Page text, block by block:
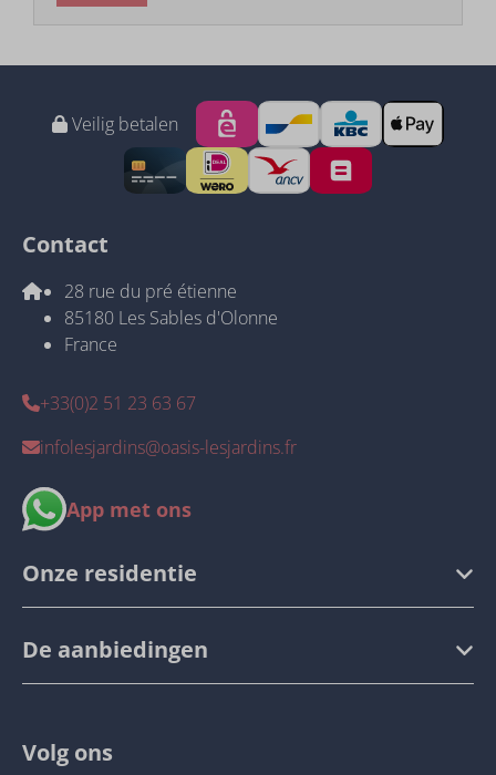
Veilig betalen
Contact
28 rue du pré étienne
85180 Les Sables d'Olonne
France
+33(0)2 51 23 63 67
infolesjardins@oasis-lesjardins.fr
App met ons
Onze residentie
De aanbiedingen
Volg ons